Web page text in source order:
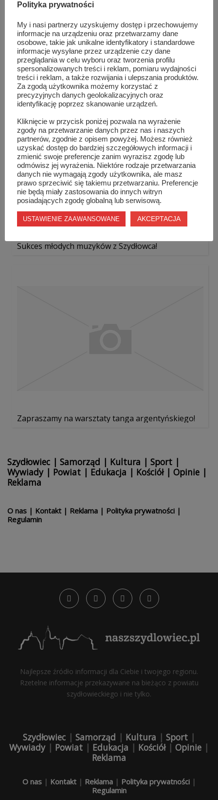
Otwarcie Klubu Krytyki Politycznej
Sukces młodych muzyków z Szydłowca!
Zapraszamy na warsztaty tanga argentyńskiego!
Szydłowiec | Samorząd | Kultura | Sport |
Wywiady| Powiat | Edukacja | Kościół| Opinie |
Reklama
O nas | Kontakt | Reklama | Polityka prywatności |
Regulamin
Najlepsze źródło informacji dla Ciebie i twojego regionu.
Rzetelne informacje przekazywane na bieżąco z powiatu
szydłowieckiego i nie tylko.
Szydłowiec | Samorząd | Kultura | Sport |
Wywiady| Powiat | Edukacja | Kościół| Opinie |
Reklama
O nas| Kontakt| Reklama| Polityka prywatności|
Regulamin
Polityka prywatności
My i nasi partnerzy uzyskujemy dostęp i przechowujemy
informacje na urządzeniu oraz przetwarzamy dane
osobowe, takie jak unikalne identyfikatory i standardowe
informacje wysyłane przez urządzenie czy dane
przeglądania w celu wyboru oraz tworzenia profilu
spersonalizowanych treści i reklam, pomiaru wydajności
treści i reklam, a także rozwijania i ulepszania produktów.
Za zgodą użytkownika możemy korzystać z
precyzyjnych danych geolokalizacyjnych oraz
identyfikację poprzez skanowanie urządzeń.
Kliknięcie w przycisk poniżej pozwala na wyrażenie
zgody na przetwarzanie danych przez nas i naszych
partnerów, zgodnie z opisem powyżej. Możesz również
uzyskać dostęp do bardziej szczegółowych informacji i
zmienić swoje preferencje zanim wyrazisz zgodę lub
odmówisz jej wyrażenia. Niektóre rodzaje przetwarzania
danych nie wymagają zgody użytkownika, ale masz
prawo sprzeciwić się takiemu przetwarzaniu. Preferencje
nie będą miały zastosowania do innych witryn
posiadających zgodę globalną lub serwisową.
USTAWIENIE ZAAWANSOWANE AKCEPTACJA